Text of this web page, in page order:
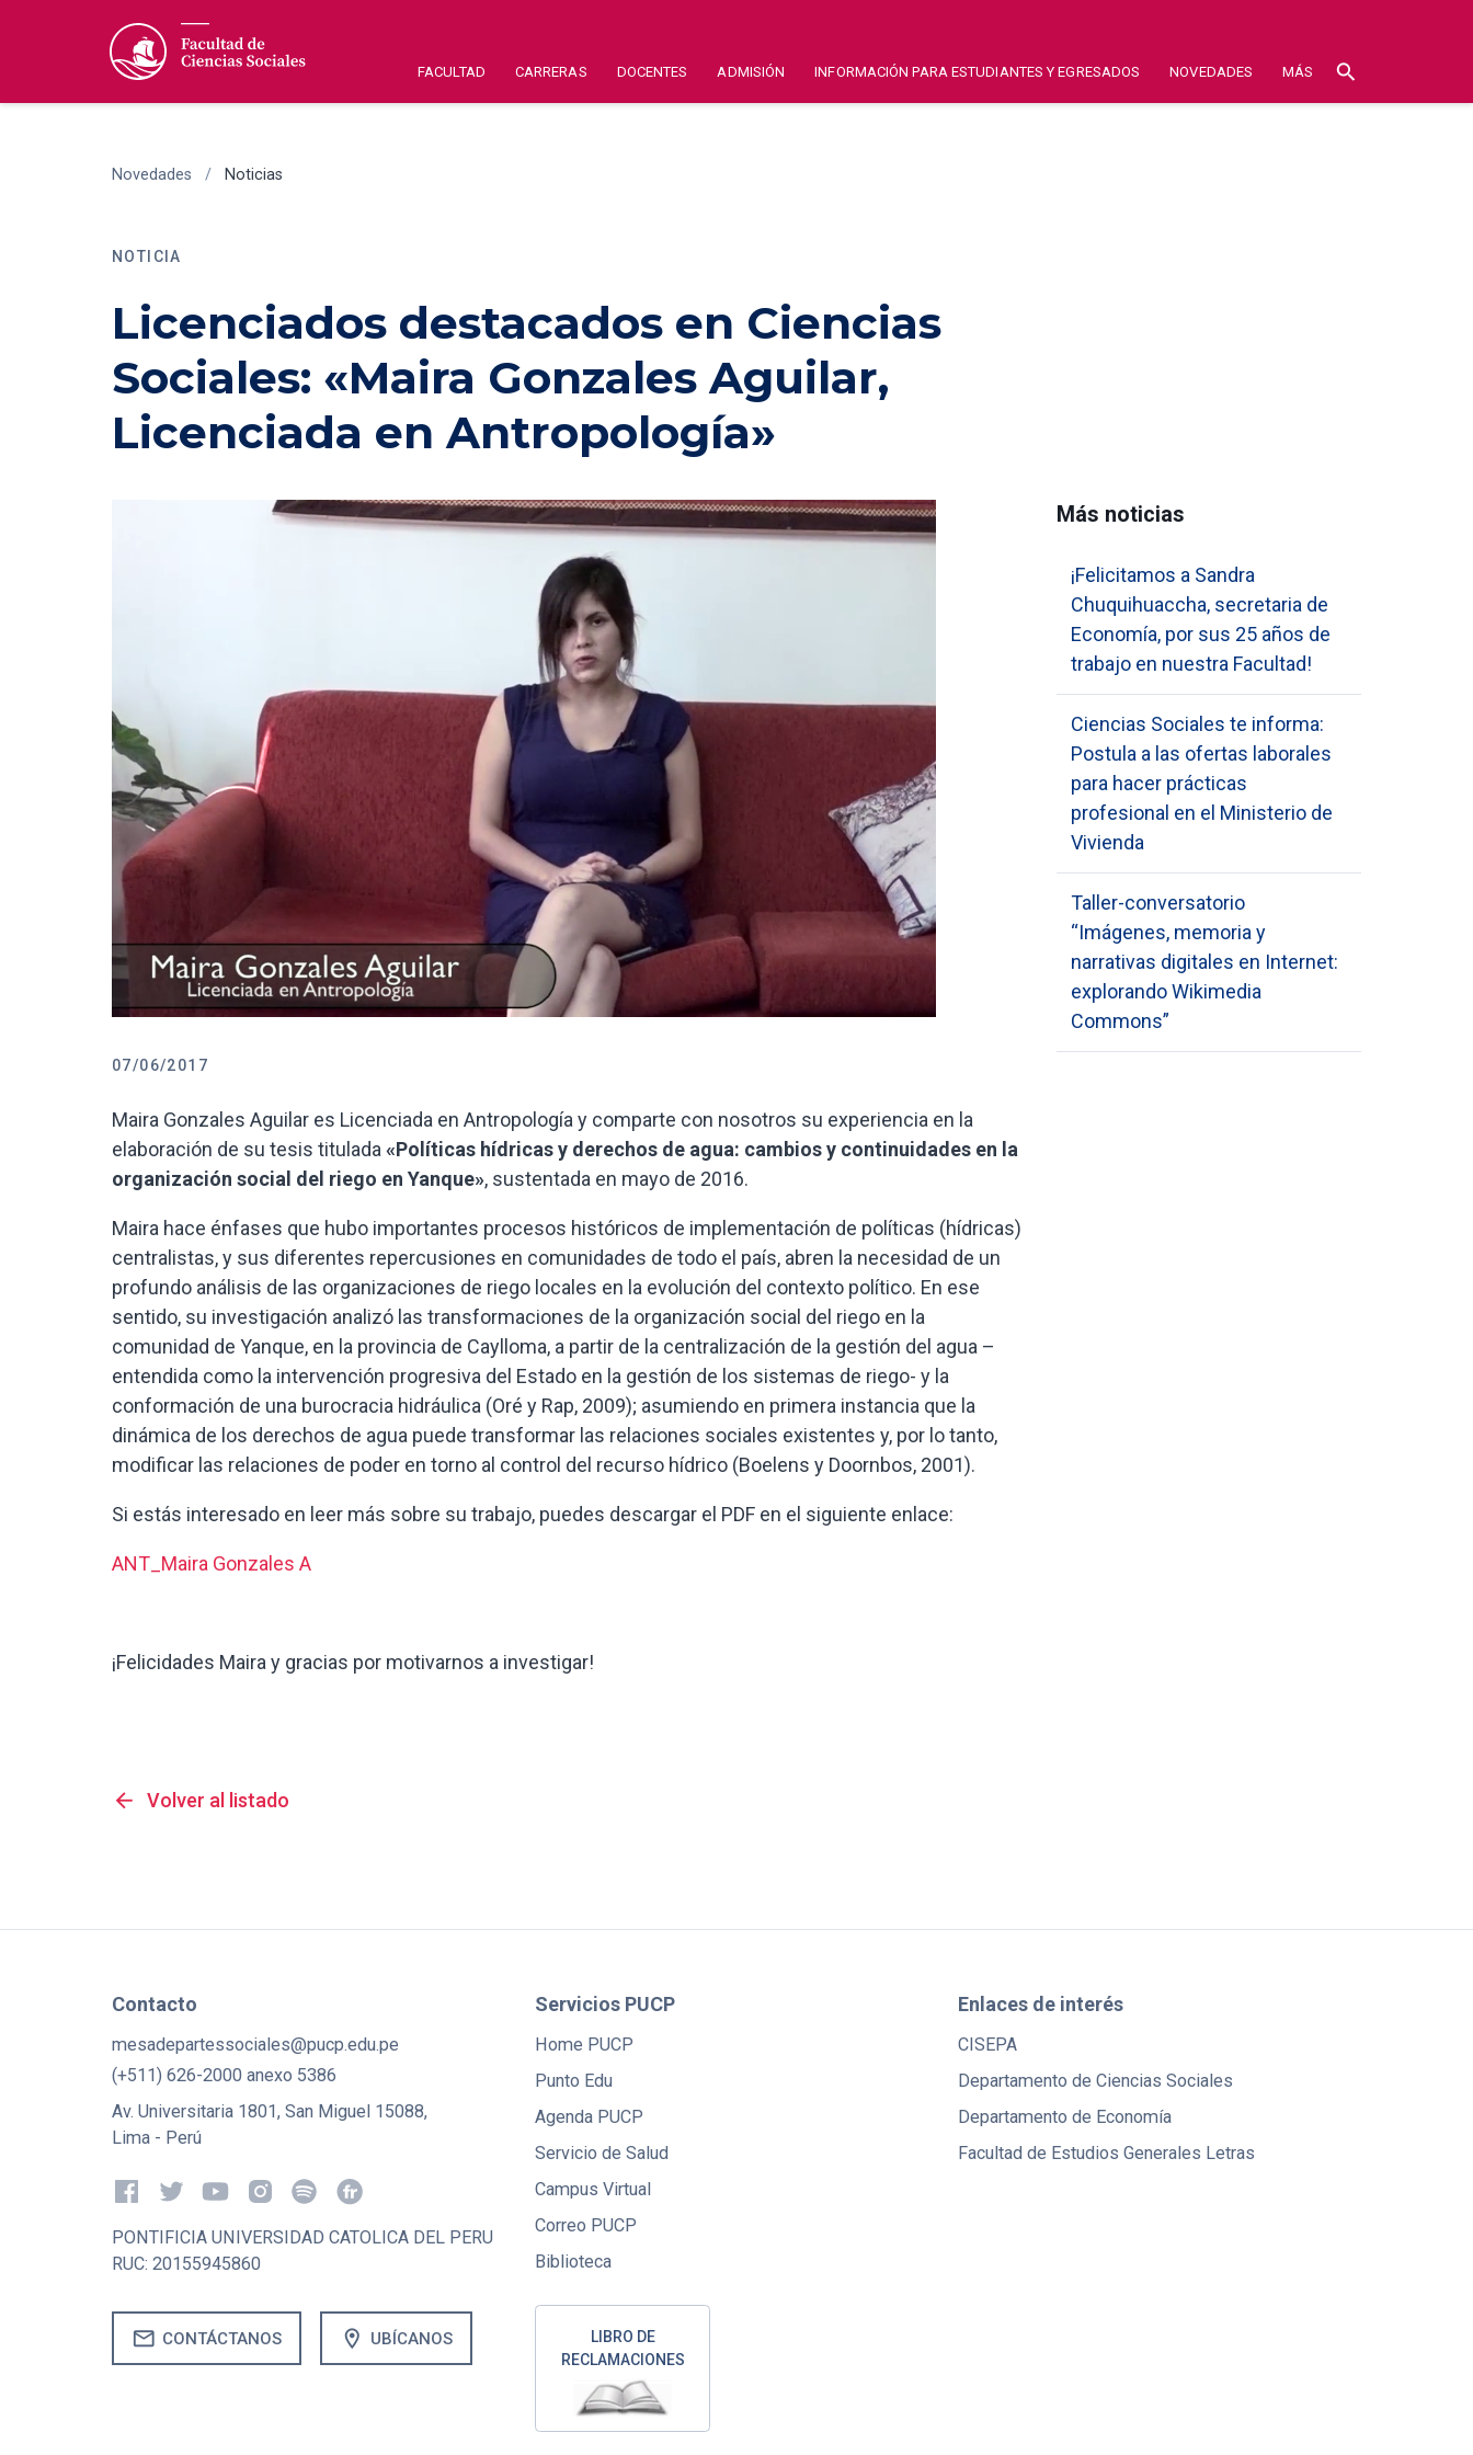
FACULTAD CARRERAS DOCENTES ADMISIÓN INFORMACIÓN PARA ESTUDIANTES Y EGRESADOS NOVEDADES MÁS search
Novedades / Noticias
NOTICIA
Licenciados destacados en Ciencias
Sociales: «Maira Gonzales Aguilar,
Licenciada en Antropología»
07/06/2017
Maira Gonzales Aguilar es Licenciada en Antropología y comparte con nosotros su experiencia en la
elaboración de su tesis titulada «Políticas hídricas y derechos de agua: cambios y continuidades en la
organización social del riego en Yanque», sustentada en mayo de 2016.
Maira hace énfases que hubo importantes procesos históricos de implementación de políticas (hídricas)
centralistas, y sus diferentes repercusiones en comunidades de todo el país, abren la necesidad de un
profundo análisis de las organizaciones de riego locales en la evolución del contexto político. En ese
sentido, su investigación analizó las transformaciones de la organización social del riego en la
comunidad de Yanque, en la provincia de Caylloma, a partir de la centralización de la gestión del agua –
entendida como la intervención progresiva del Estado en la gestión de los sistemas de riego- y la
conformación de una burocracia hidráulica (Oré y Rap, 2009); asumiendo en primera instancia que la
dinámica de los derechos de agua puede transformar las relaciones sociales existentes y, por lo tanto,
modificar las relaciones de poder en torno al control del recurso hídrico (Boelens y Doornbos, 2001).
Si estás interesado en leer más sobre su trabajo, puedes descargar el PDF en el siguiente enlace:
ANT_Maira Gonzales A
¡Felicidades Maira y gracias por motivarnos a investigar!
arrow_back Volver al listado
Más noticias
¡Felicitamos a Sandra
Chuquihuaccha, secretaria de
Economía, por sus 25 años de
trabajo en nuestra Facultad!
Ciencias Sociales te informa:
Postula a las ofertas laborales
para hacer prácticas
profesional en el Ministerio de
Vivienda
Taller-conversatorio
“Imágenes, memoria y
narrativas digitales en Internet:
explorando Wikimedia
Commons”
Contacto
mesadepartessociales@pucp.edu.pe
(+511) 626-2000 anexo 5386
Av. Universitaria 1801, San Miguel 15088,
Lima - Perú
PONTIFICIA UNIVERSIDAD CATOLICA DEL PERU
RUC: 20155945860
mail CONTÁCTANOS location_on UBÍCANOS
Servicios PUCP
Home PUCP
Punto Edu
Agenda PUCP
Servicio de Salud
Campus Virtual
Correo PUCP
Biblioteca
LIBRO DE
RECLAMACIONES
Enlaces de interés
CISEPA
Departamento de Ciencias Sociales
Departamento de Economía
Facultad de Estudios Generales Letras